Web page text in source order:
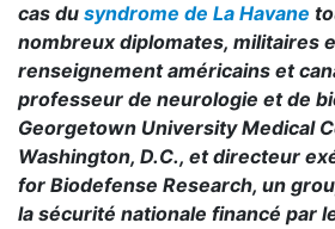
cas du syndrome de La Havane
nombreux diplomates, militaires
renseignement américains et
professeur de neurologie et de
Georgetown University Medical
Washington, D.C., et directeur
for Biodefense Research, un
la sécurité nationale financé par